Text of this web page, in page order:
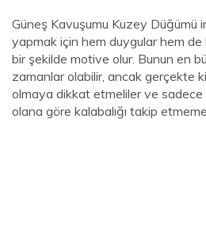
Güneş Kavuşumu Kuzey Düğümü
yapmak için hem duygular hem
bir şekilde motive olur. Bunun en
zamanlar olabilir, ancak gerçekte
olmaya dikkat etmeliler ve
olana göre kalabalığı takip